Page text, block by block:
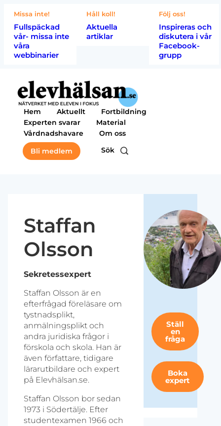
Missa inte!
Fullspäckad
vår- missa inte
våra
webbinarier
Håll koll!
Aktuella
artiklar
Följ oss!
Inspireras och
diskutera i vår
Facebook-
grupp
Hem Aktuellt
Fortbildning
Experten svarar
Material
Vårdnadshavare
Om oss
Bli medlem
Sök
Staffan
Olsson
Sekretessexpert
Staffan Olsson är en
efterfrågad föreläsare om
tystnadsplikt,
anmälningsplikt och
andra juridiska frågor i
förskola och skola. Han är
även författare, tidigare
lärarutbildare och expert
på Elevhälsan.se.
Staffan Olsson bor sedan
1973 i Södertälje. Efter
studentexamen 1966 och
Ställ
en
fråga
Boka
expert